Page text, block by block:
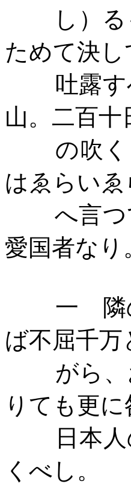
し）
ためて決し
吐露
山。二百十
の吹
はゑらいゑ
へ言
愛国者なり
一 隣
ば不屈千万
がら
りても更に
日本
くべし。